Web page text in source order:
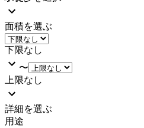
面積を選ぶ
下限なし
〜
上限なし
詳細を選ぶ
用途